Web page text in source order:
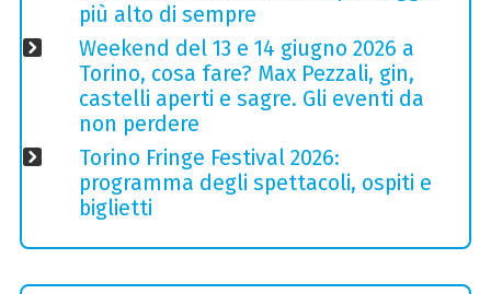
più alto di sempre
Weekend del 13 e 14 giugno 2026 a
Torino, cosa fare? Max Pezzali, gin,
castelli aperti e sagre. Gli eventi da
non perdere
Torino Fringe Festival 2026:
programma degli spettacoli, ospiti e
biglietti